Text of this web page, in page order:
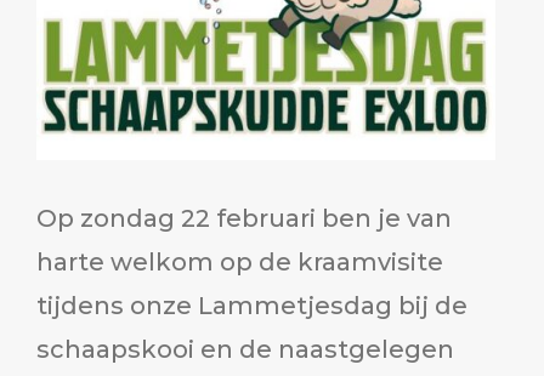
Op zondag 22 februari ben je van
harte welkom op de kraamvisite
tijdens onze Lammetjesdag bij de
schaapskooi en de naastgelegen